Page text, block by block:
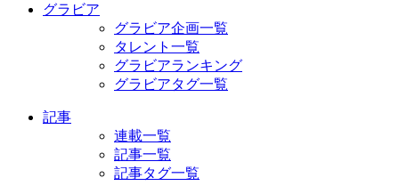
グラビア
グラビア企画一覧
タレント一覧
グラビアランキング
グラビアタグ一覧
記事
連載一覧
記事一覧
記事タグ一覧